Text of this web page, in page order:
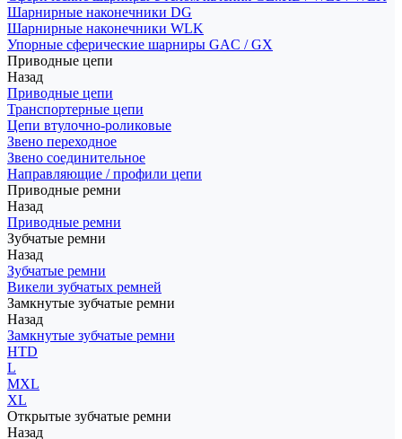
Шарнирные наконечники DG
Шарнирные наконечники WLK
Упорные сферические шарниры GAC / GX
Приводные цепи
Назад
Приводные цепи
Транспортерные цепи
Цепи втулочно-роликовые
Звено переходное
Звено соединительное
Направляющие / профили цепи
Приводные ремни
Назад
Приводные ремни
Зубчатые ремни
Назад
Зубчатые ремни
Викели зубчатых ремней
Замкнутые зубчатые ремни
Назад
Замкнутые зубчатые ремни
HTD
L
MXL
XL
Открытые зубчатые ремни
Назад